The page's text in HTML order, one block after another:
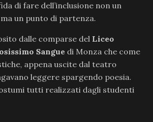
di fare dell’inclusione non un
un punto di partenza.
dalle comparse del Liceo
Sangue di Monza che come
appena uscite dal teatro
leggere spargendo poesia.
tutti realizzati dagli studenti